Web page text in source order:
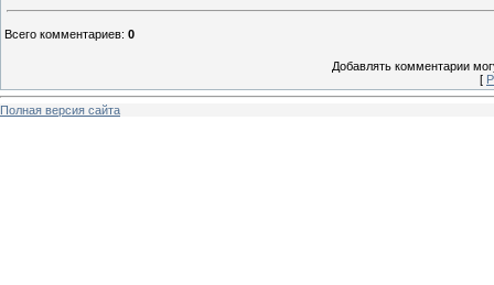
Всего комментариев: 0
Добавлять комментарии
[
Полная версия сайта